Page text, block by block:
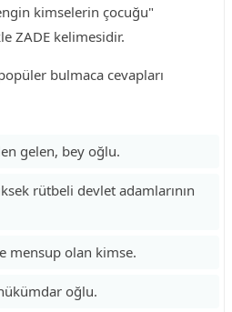
kimselerin çocuğu"
ZADE kelimesidir.
bulmaca cevapları
gelen, bey oğlu.
rütbeli devlet adamlarının
mensup olan kimse.
oğlu.